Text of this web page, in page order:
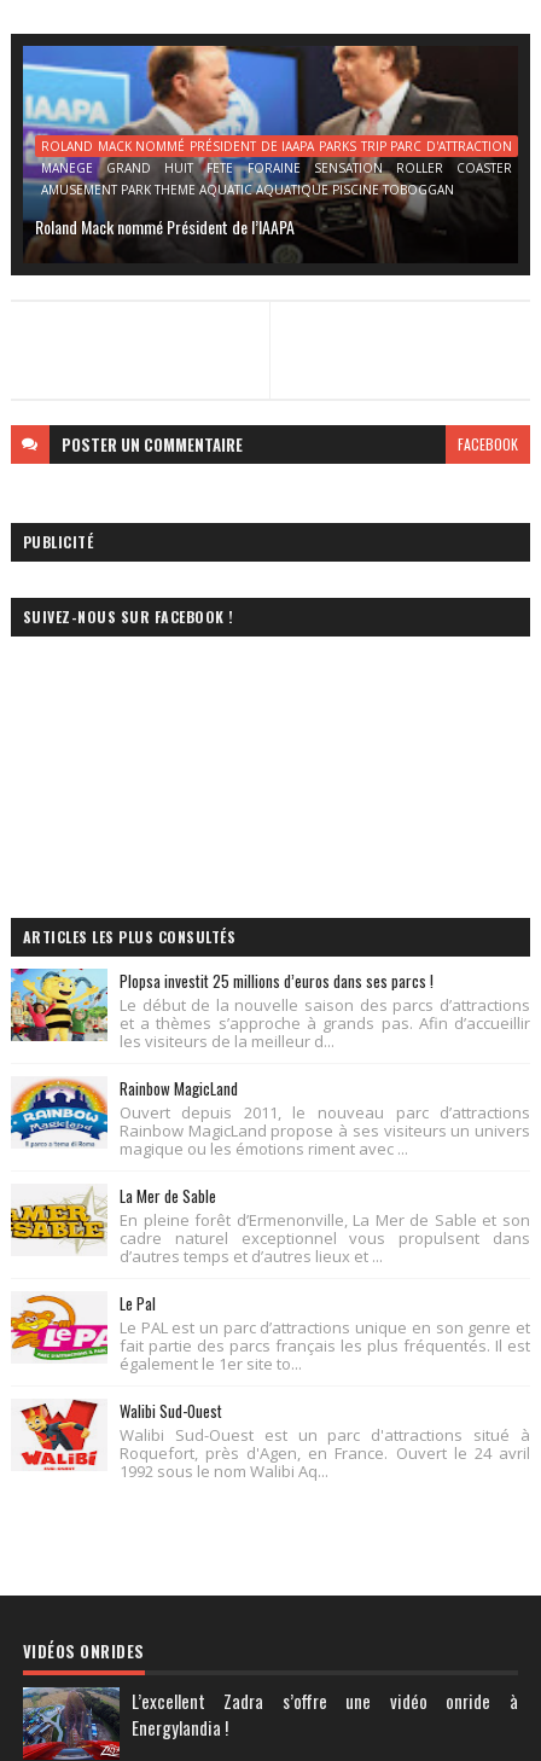
ROLAND MACK NOMMÉ PRÉSIDENT DE IAAPA PARKS TRIP PARC D'ATTRACTION
MANEGE GRAND HUIT FETE FORAINE SENSATION ROLLER COASTER
AMUSEMENT PARK THEME AQUATIC AQUATIQUE PISCINE TOBOGGAN
Roland Mack nommé Président de l’IAAPA
POSTER UN COMMENTAIRE FACEBOOK
PUBLICITÉ
SUIVEZ-NOUS SUR FACEBOOK !
ARTICLES LES PLUS CONSULTÉS
Plopsa investit 25 millions d’euros dans ses parcs !
Le début de la nouvelle saison des parcs d’attractions
et a thèmes s’approche à grands pas. Afin d’accueillir
les visiteurs de la meilleur d...
Rainbow MagicLand
Ouvert depuis 2011, le nouveau parc d’attractions
Rainbow MagicLand propose à ses visiteurs un univers
magique ou les émotions riment avec ...
La Mer de Sable
En pleine forêt d’Ermenonville, La Mer de Sable et son
cadre naturel exceptionnel vous propulsent dans
d’autres temps et d’autres lieux et ...
Le Pal
Le PAL est un parc d’attractions unique en son genre et
fait partie des parcs français les plus fréquentés. Il est
également le 1er site to...
Walibi Sud-Ouest
Walibi Sud-Ouest est un parc d'attractions situé à
Roquefort, près d'Agen, en France. Ouvert le 24 avril
1992 sous le nom Walibi Aq...
VIDÉOS ONRIDES
L’excellent Zadra s’offre une vidéo onride à
Energylandia !